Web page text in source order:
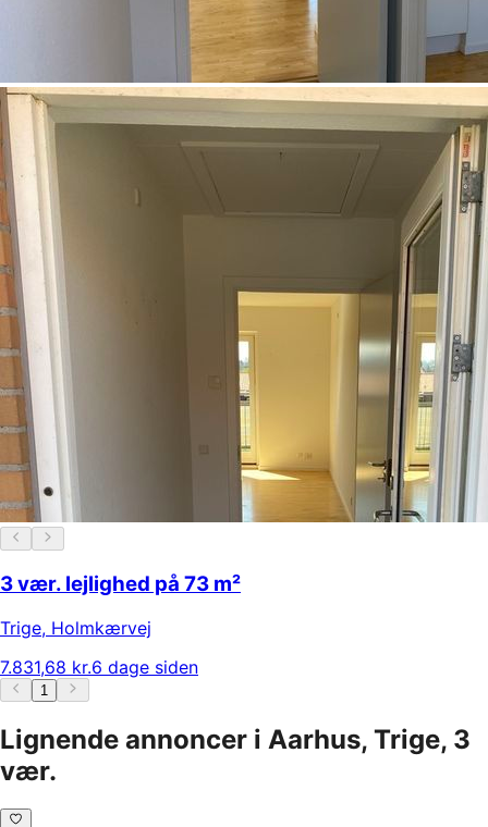
3 vær. lejlighed på 73 m²
Trige, Holmkærvej
7.831,68 kr.6 dage siden
1
Lignende annoncer i Aarhus, Trige, 3
vær.